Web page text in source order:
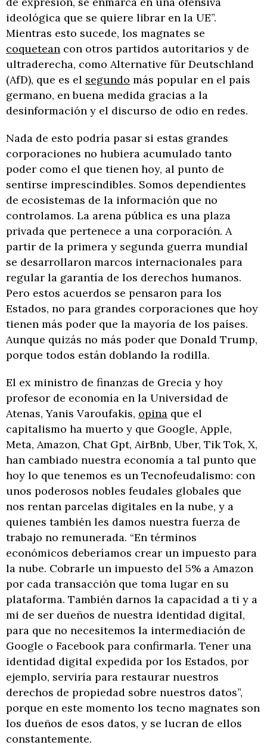
ideológica que se quiere librar en la UE”.
Mientras esto sucede, los magnates se
coquetean con otros partidos autoritarios y de
ultraderecha, como Alternative für Deutschland
(AfD), que es el segundo más popular en el país
germano, en buena medida gracias a la
desinformación y el discurso de odio en redes.
Nada de esto podría pasar si estas grandes
corporaciones no hubiera acumulado tanto
poder como el que tienen hoy, al punto de
sentirse imprescindibles. Somos dependientes
de ecosistemas de la información que no
controlamos. La arena pública es una plaza
privada que pertenece a una corporación. A
partir de la primera y segunda guerra mundial
se desarrollaron marcos internacionales para
regular la garantía de los derechos humanos.
Pero estos acuerdos se pensaron para los
Estados, no para grandes corporaciones que hoy
tienen más poder que la mayoría de los países.
Aunque quizás no más poder que Donald Trump,
porque todos están doblando la rodilla.
El ex ministro de finanzas de Grecia y hoy
profesor de economía en la Universidad de
Atenas, Yanis Varoufakis, opina que el
capitalismo ha muerto y que Google, Apple,
Meta, Amazon, Chat Gpt, AirBnb, Uber, Tik Tok, X,
han cambiado nuestra economía a tal punto que
hoy lo que tenemos es un Tecnofeudalismo: con
unos poderosos nobles feudales globales que
nos rentan parcelas digitales en la nube, y a
quienes también les damos nuestra fuerza de
trabajo no remunerada. “En términos
económicos deberíamos crear un impuesto para
la nube. Cobrarle un impuesto del 5% a Amazon
por cada transacción que toma lugar en su
plataforma. También darnos la capacidad a ti y a
mi de ser dueños de nuestra identidad digital,
para que no necesitemos la intermediación de
Google o Facebook para confirmarla. Tener una
identidad digital expedida por los Estados, por
ejemplo, serviría para restaurar nuestros
derechos de propiedad sobre nuestros datos”,
porque en este momento los tecno magnates son
los dueños de esos datos, y se lucran de ellos
constantemente.